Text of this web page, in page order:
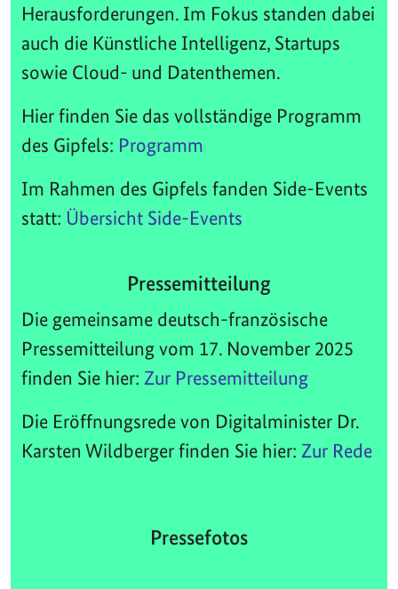
Herausforderungen. Im Fokus standen dabei
auch die Künstliche Intelligenz, Startups
sowie Cloud- und Datenthemen.
Hier finden Sie das vollständige Programm
des Gipfels: Programm
Im Rahmen des Gipfels fanden Side-Events
statt: Übersicht Side-Events
Pressemitteilung
Die gemeinsame deutsch-französische
Pressemitteilung vom 17. November 2025
finden Sie hier: Zur Pressemitteilung
Die Eröffnungsrede von Digitalminister Dr.
Karsten Wildberger finden Sie hier: Zur Rede
Pressefotos